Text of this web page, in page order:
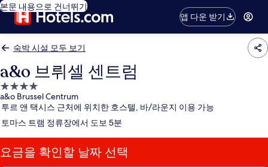
본문 내용으로 건너뛰기
앱 다운 받기
숙박 시설 모두 보기
a&o 브뤼셀 센트럼
4.0
성
급
숙
박
시
a&o Brussel Centrum
투르 앤 택시스 근처에 위치한 호스텔, 바/라운지 이용 가능
토마스 트램 정류장에서 도보 5분
요금을 확인할 날짜 선택